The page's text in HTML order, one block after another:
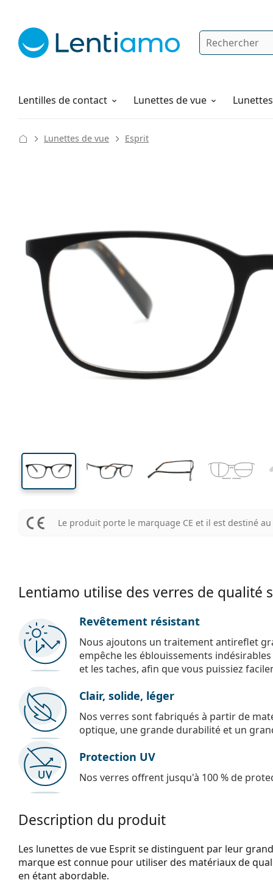
Rechercher
Lentilles de contact
Solutions Lunettes de vue
Comment commander
Lunettes de vue Esprit
132 mm
Largeur des verres
38 mm
Largeur des verres Largeur des verres
des verres
Le produit porte le marquage CE et il est destiné
Lentiamo utilise des verres de qualité
Revêtement résistant
Nous ajoutons un traitement antireflet
empêche les éblouissements
et les taches, afin que vous puissiez
Clair, solide, léger
Nos verres sont fabriqués à partir de
optique, une grande durabilité et un
Protection UV
Nos verres offrent jusqu'à 100 % de
Description du produit
Les lunettes de vue Esprit se distinguent par leur
marque est connue pour utiliser des matériaux de
en étant abordable.